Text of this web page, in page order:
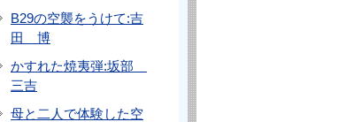
B29の空襲をうけて:吉
田 博
かすれた焼夷弾:坂部
三吉
母と二人で体験した空